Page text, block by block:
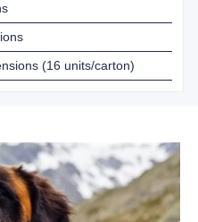
(16 units/carton)